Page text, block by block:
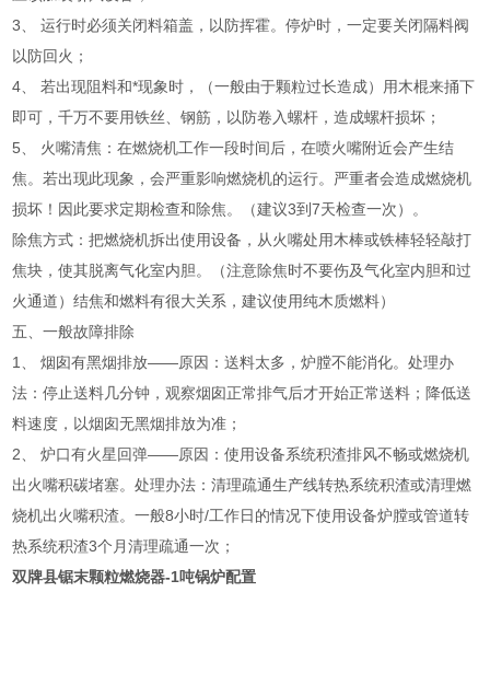
3、 运行时必须关闭料箱盖，以防挥霍。停炉时，一定要关闭隔料阀
以防回火；
4、 若出现阻料和*现象时，（一般由于颗粒过长造成）用木棍来捅下
即可，千万不要用铁丝、钢筋，以防卷入螺杆，造成螺杆损坏；
5、 火嘴清焦：在燃烧机工作一段时间后，在喷火嘴附近会产生结
焦。若出现此现象，会严重影响燃烧机的运行。严重者会造成燃烧机
损坏！因此要求定期检查和除焦。（建议3到7天检查一次）。
除焦方式：把燃烧机拆出使用设备，从火嘴处用木棒或铁棒轻轻敲打
焦块，使其脱离气化室内胆。（注意除焦时不要伤及气化室内胆和过
火通道）结焦和燃料有很大关系，建议使用纯木质燃料）
五、一般故障排除
1、 烟囱有黑烟排放——原因：送料太多，炉膛不能消化。处理办
法：停止送料几分钟，观察烟囱正常排气后才开始正常送料；降低送
料速度，以烟囱无黑烟排放为准；
2、 炉口有火星回弹——原因：使用设备系统积渣排风不畅或燃烧机
出火嘴积碳堵塞。处理办法：清理疏通生产线转热系统积渣或清理燃
烧机出火嘴积渣。一般8小时/工作日的情况下使用设备炉膛或管道转
热系统积渣3个月清理疏通一次；
双牌县锯末颗粒燃烧器-1吨锅炉配置